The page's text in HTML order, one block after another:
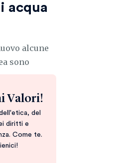
acqua
alcune
sono
Valori!
del
diritti e
Come te.